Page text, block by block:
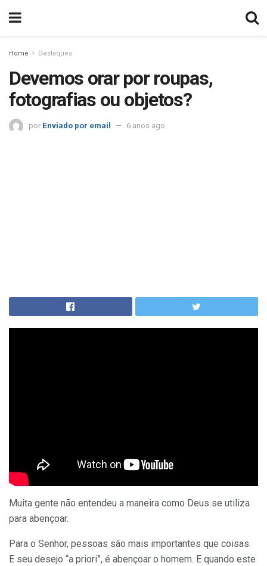
Home Destaques
Devemos orar por roupas,
fotografias ou objetos?
por Enviado por email 6 anos ago
Muita gente não entendeu a maneira como Deus se utiliza
para abençoar.
Para o Senhor, pessoas são mais importantes que coisas.
E seu desejo “a priori”, é abençoar o homem. E quando este